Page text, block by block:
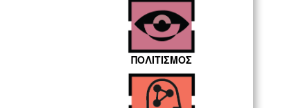
ΠΟΛΙΤΙΣΜΟΣ